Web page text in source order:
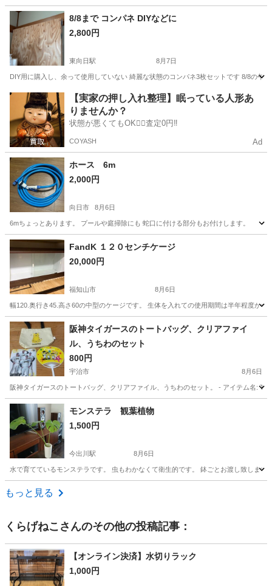
京都 八幡市 樟葉駅 その他 荷台
8/8まで コンパネ DIYなどに
2,800円
東向日駅 8月7日
DIY用に購入し、余って使用していない 綺麗な状態のコンパネ3枚セットです 8/8の午
京都 向日市 東向日駅 その他 コンパネ
【実家の押し入れ整理】眠っている人形あ
りませんか？
状態が悪くてもOK🙆‍♀️査定0円‼️
COYASH Ad
ホース 6m
2,000円
向日市 8月6日
6mちょっとあります。 プールや庭掃除にも 蛇口に付ける部分もお付けします。
京都 向日市 ホース
FandK １２０センチケージ
20,000円
福知山市 8月6日
幅120.奥行き45.高さ60の中型のケージです。 生体を入れての使用期間は半年程度か
京都 福知山市 その他
阪神タイガースのトートバッグ、クリアファイ
ル、うちわのセット
800円
宇治市 8月6日
阪神タイガースのトートバッグ、クリアファイル、うちわのセット。 - アイテム名:
京都 宇治市 うちわ
モンステラ 観葉植物
1,500円
今出川駅 8月6日
水で育てているモンステラです。 虫もわかなくて衛生的です。 鉢ごとお渡し致します
京都 京都市
もっと見る
くらげねこ さんのその他の投稿記事：
【オンライン決済】水切りラック
1,000円